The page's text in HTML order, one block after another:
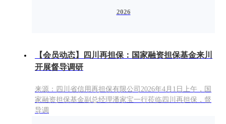
2026
【会员动态】四川再担保：国家融资担保基金来川
开展督导调研
来源：四川省信用再担保有限公司2026年4月1日上午，国
家融资担保基金副总经理潘家宝一行莅临四川再担保，督
导调